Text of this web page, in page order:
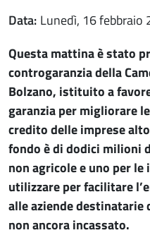
Data
lunedì, 16 febbraio
Questa mattina è stato
controgaranzia della
Bolzano, istituito a
garanzia per migliorare
credito delle imprese
fondo è di dodici milioni
non agricole e uno per
utilizzare per facilitare
alle aziende
non ancora incassato.